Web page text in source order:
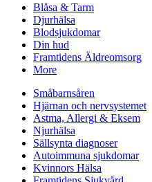
Blåsa & Tarm
Djurhälsa
Blodsjukdomar
Din hud
Framtidens Äldreomsorg
More
Småbarnsåren
Hjärnan och nervsystemet
Astma, Allergi & Eksem
Njurhälsa
Sällsynta diagnoser
Autoimmuna sjukdomar
Kvinnors Hälsa